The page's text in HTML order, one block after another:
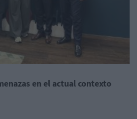
en el actual contexto